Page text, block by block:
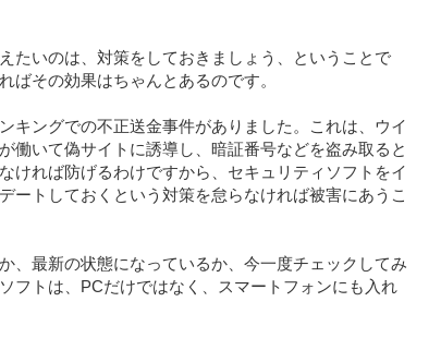
たいのは、対策をしておきましょう、ということで
ばその効果はちゃんとあるのです。
キングでの不正送金事件がありました。これは、ウイ
働いて偽サイトに誘導し、暗証番号などを盗み取ると
ければ防げるわけですから、セキュリティソフトをイ
ートしておくという対策を怠らなければ被害にあうこ
、最新の状態になっているか、今一度チェックしてみ
フトは、PCだけではなく、スマートフォンにも入れ